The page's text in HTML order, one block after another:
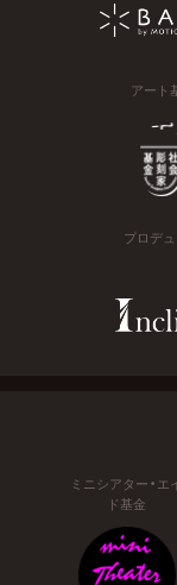
アート
プロデ
ミニシアター・エ
ド基金